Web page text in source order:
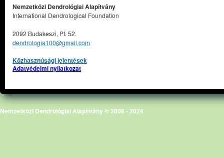
Nemzetközi Dendrológiai Alapítvány
International Dendrological Foundation
2092 Budakeszi, Pf. 52.
dendrologia100@gmail.com
Közhasznúsági jelentések
Adatvédelmi nyilatkozat
Nemzetközi Dendrológiai Alapítvány © 2006 - 2024